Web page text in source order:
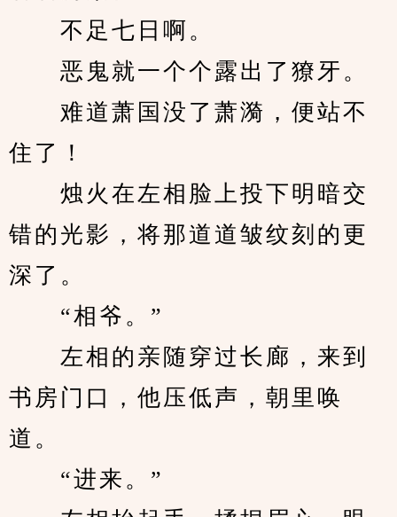
不足七日啊。
恶鬼就一个个露出了獠牙。
难道萧国没了萧漪，便站不
住了！
烛火在左相脸上投下明暗交
错的光影，将那道道皱纹刻的更
深了。
“相爷。”
左相的亲随穿过长廊，来到
书房门口，他压低声，朝里唤
道。
“进来。”